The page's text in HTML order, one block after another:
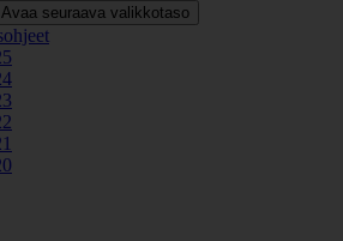
Avaa seuraava valikkotaso